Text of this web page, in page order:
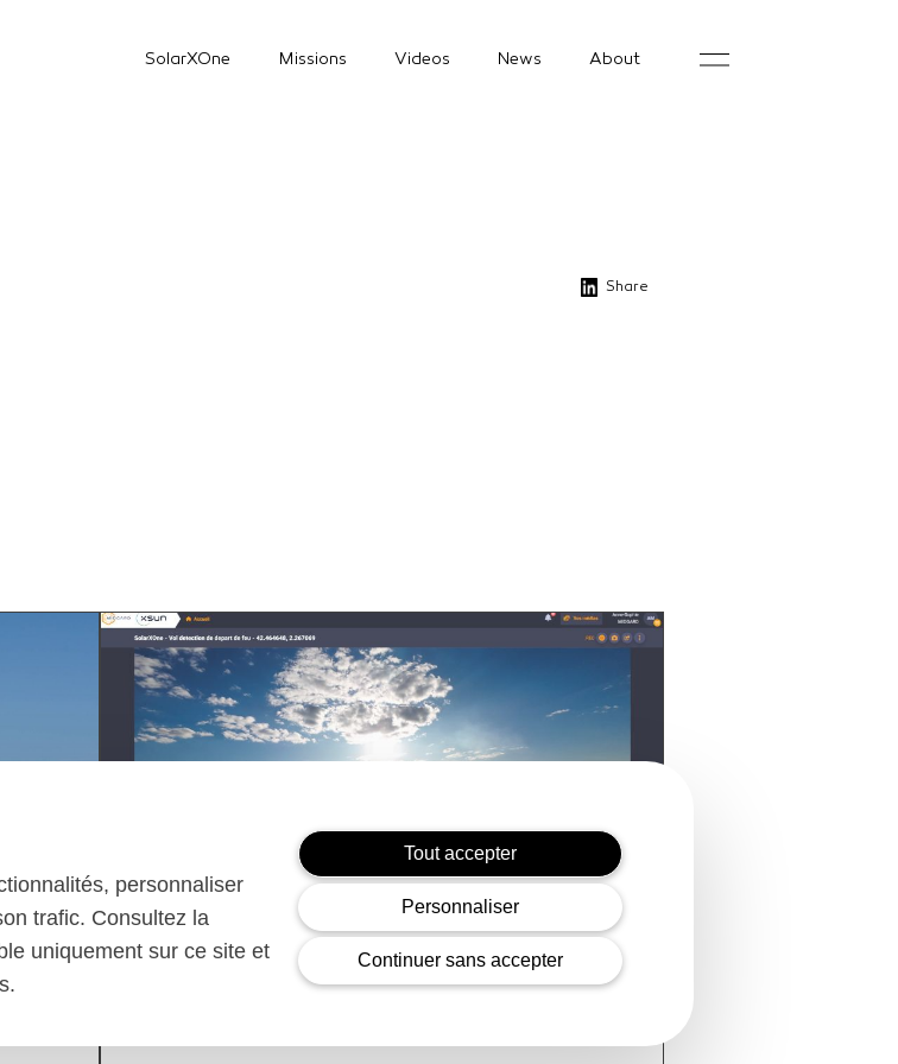
SolarXOne Missions Videos News About
personnaliser
trafic. Consultez la
uniquement sur ce site et
Tout accepter
Personnaliser
Continuer sans accepter
Share
28/02/24
XSun CONDOR Project for fire detection